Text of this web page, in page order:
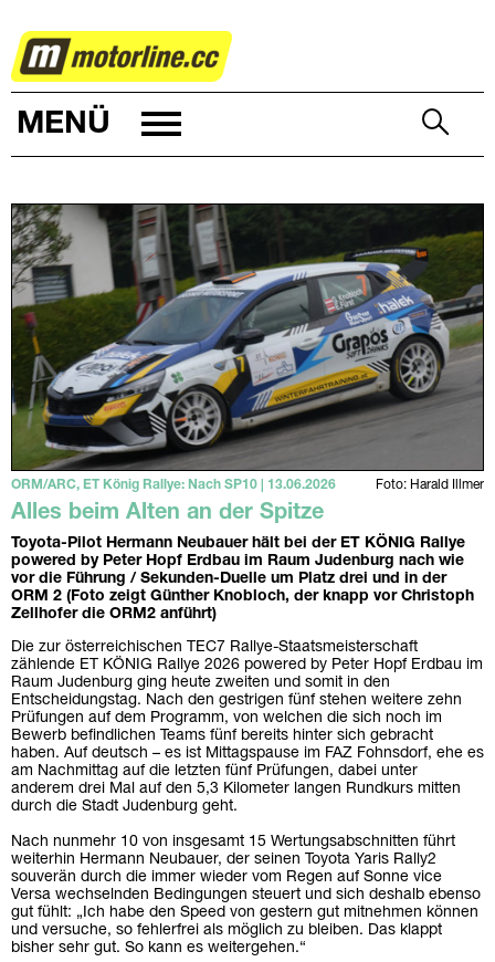
RALLYE
MENÜ
Foto: Harald Illmer
ORM/ARC, ET König Rallye: Nach SP10 | 13.06.2026
Alles beim Alten an der Spitze
Toyota-Pilot Hermann Neubauer hält bei der ET KÖNIG Rallye
powered by Peter Hopf Erdbau im Raum Judenburg nach wie
vor die Führung / Sekunden-Duelle um Platz drei und in der
ORM 2 (Foto zeigt Günther Knobloch, der knapp vor Christoph
Zellhofer die ORM2 anführt)
Die zur österreichischen TEC7 Rallye-Staatsmeisterschaft
zählende ET KÖNIG Rallye 2026 powered by Peter Hopf Erdbau im
Raum Judenburg ging heute zweiten und somit in den
Entscheidungstag. Nach den gestrigen fünf stehen weitere zehn
Prüfungen auf dem Programm, von welchen die sich noch im
Bewerb befindlichen Teams fünf bereits hinter sich gebracht
haben. Auf deutsch – es ist Mittagspause im FAZ Fohnsdorf, ehe es
am Nachmittag auf die letzten fünf Prüfungen, dabei unter
anderem drei Mal auf den 5,3 Kilometer langen Rundkurs mitten
durch die Stadt Judenburg geht.
Nach nunmehr 10 von insgesamt 15 Wertungsabschnitten führt
weiterhin Hermann Neubauer, der seinen Toyota Yaris Rally2
souverän durch die immer wieder vom Regen auf Sonne vice
Versa wechselnden Bedingungen steuert und sich deshalb ebenso
gut fühlt: „Ich habe den Speed von gestern gut mitnehmen können
und versuche, so fehlerfrei als möglich zu bleiben. Das klappt
bisher sehr gut. So kann es weitergehen.“